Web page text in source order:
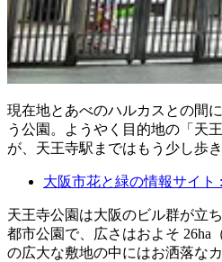
現在地とあべのハルカスとの間
う公園。ようやく目的地の「天
が、天王寺駅まではもう少し歩き
大阪市花と緑の情報サイト
天王寺公園は大阪のビル群が立
都市公園で、広さはおよそ 26ha
の広大な敷地の中にはお洒落な